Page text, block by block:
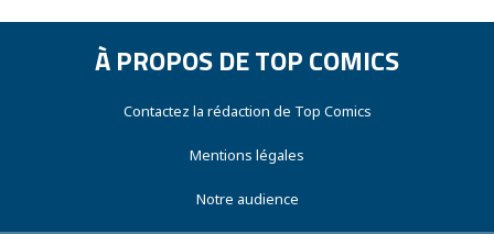
À PROPOS DE TOP COMICS
Contactez la rédaction de Top Comics
Mentions légales
Notre audience